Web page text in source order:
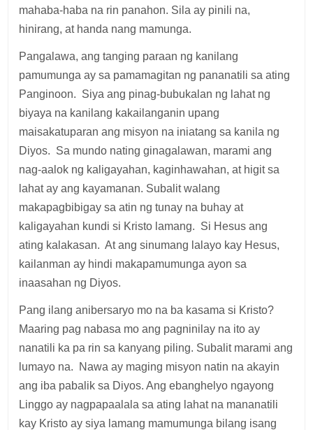
mahaba-haba na rin panahon. Sila ay pinili na,
hinirang, at handa nang mamunga.
Pangalawa, ang tanging paraan ng kanilang
pamumunga ay sa pamamagitan ng pananatili sa ating
Panginoon. Siya ang pinag-bubukalan ng lahat ng
biyaya na kanilang kakailanganin upang
maisakatuparan ang misyon na iniatang sa kanila ng
Diyos. Sa mundo nating ginagalawan, marami ang
nag-aalok ng kaligayahan, kaginhawahan, at higit sa
lahat ay ang kayamanan. Subalit walang
makapagbibigay sa atin ng tunay na buhay at
kaligayahan kundi si Kristo lamang. Si Hesus ang
ating kalakasan. At ang sinumang lalayo kay Hesus,
kailanman ay hindi makapamumunga ayon sa
inaasahan ng Diyos.
Pang ilang anibersaryo mo na ba kasama si Kristo?
Maaring pag nabasa mo ang pagninilay na ito ay
nanatili ka pa rin sa kanyang piling. Subalit marami ang
lumayo na. Nawa ay maging misyon natin na akayin
ang iba pabalik sa Diyos. Ang ebanghelyo ngayong
Linggo ay nagpapaalala sa ating lahat na mananatili
kay Kristo ay siya lamang mamumunga bilang isang